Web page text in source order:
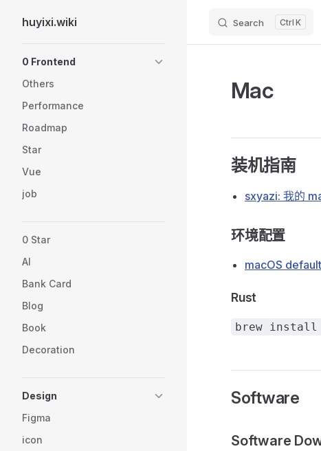
Skip to content
huyixi.wiki Search K
0 Frontend
Others
Performance
Roadmap
Star
Vue
job
0 Star
AI
Bank Card
Blog
Book
Decoration
Design
Figma
icon
Mac
装机指南
sxyazi: 我的
环境配置
macOS
Rust
brew
Software
Software